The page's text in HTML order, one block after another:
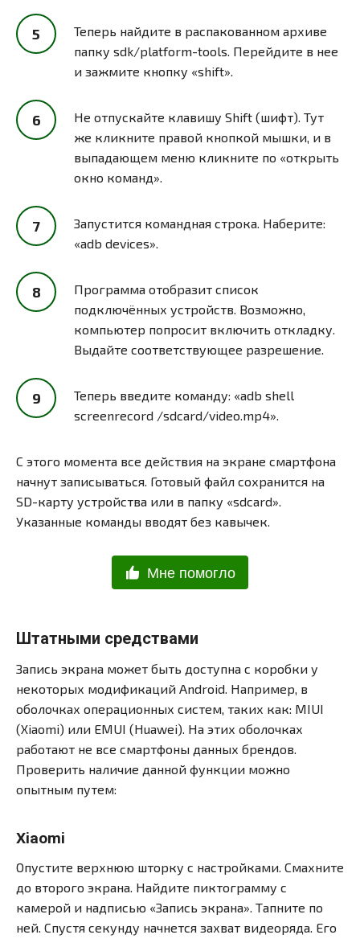
Теперь найдите в распакованном архиве
папку sdk/platform-tools. Перейдите в нее
и зажмите кнопку «shift».
Не отпускайте клавишу Shift (шифт). Тут
же кликните правой кнопкой мышки, и в
выпадающем меню кликните по «открыть
окно команд».
Запустится командная строка. Наберите:
«adb devices».
Программа отобразит список
подключённых устройств. Возможно,
компьютер попросит включить откладку.
Выдайте соответствующее разрешение.
Теперь введите команду: «adb shell
screenrecord /sdcard/video.mp4».
С этого момента все действия на экране смартфона
начнут записываться. Готовый файл сохранится на
SD-карту устройства или в папку «sdcard».
Указанные команды вводят без кавычек.
Мне помогло
Штатными средствами
Запись экрана может быть доступна с коробки у
некоторых модификаций Android. Например, в
оболочках операционных систем, таких как: MIUI
(Xiaomi) или EMUI (Huawei). На этих оболочках
работают не все смартфоны данных брендов.
Проверить наличие данной функции можно
опытным путем:
Xiaomi
Опустите верхнюю шторку с настройками. Смахните
до второго экрана. Найдите пиктограмму с
камерой и надписью «Запись экрана». Тапните по
ней. Спустя секунду начнется захват видеоряда. Его